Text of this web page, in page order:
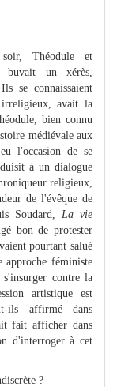
Théodule et
buvait un xérès,
se connaissaient
irreligieux, avait la
bien connu
médiévale aux
l'occasion de se
à un dialogue
religieux,
de l'évêque de
Soudard, La vie
bon de protester
pourtant salué
féministe
contre la
artistique est
ils affirmé dans
fait afficher dans
d'interroger à cet
?